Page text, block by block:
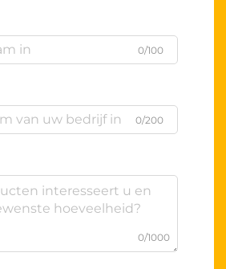
0/100
0/200
0/1000